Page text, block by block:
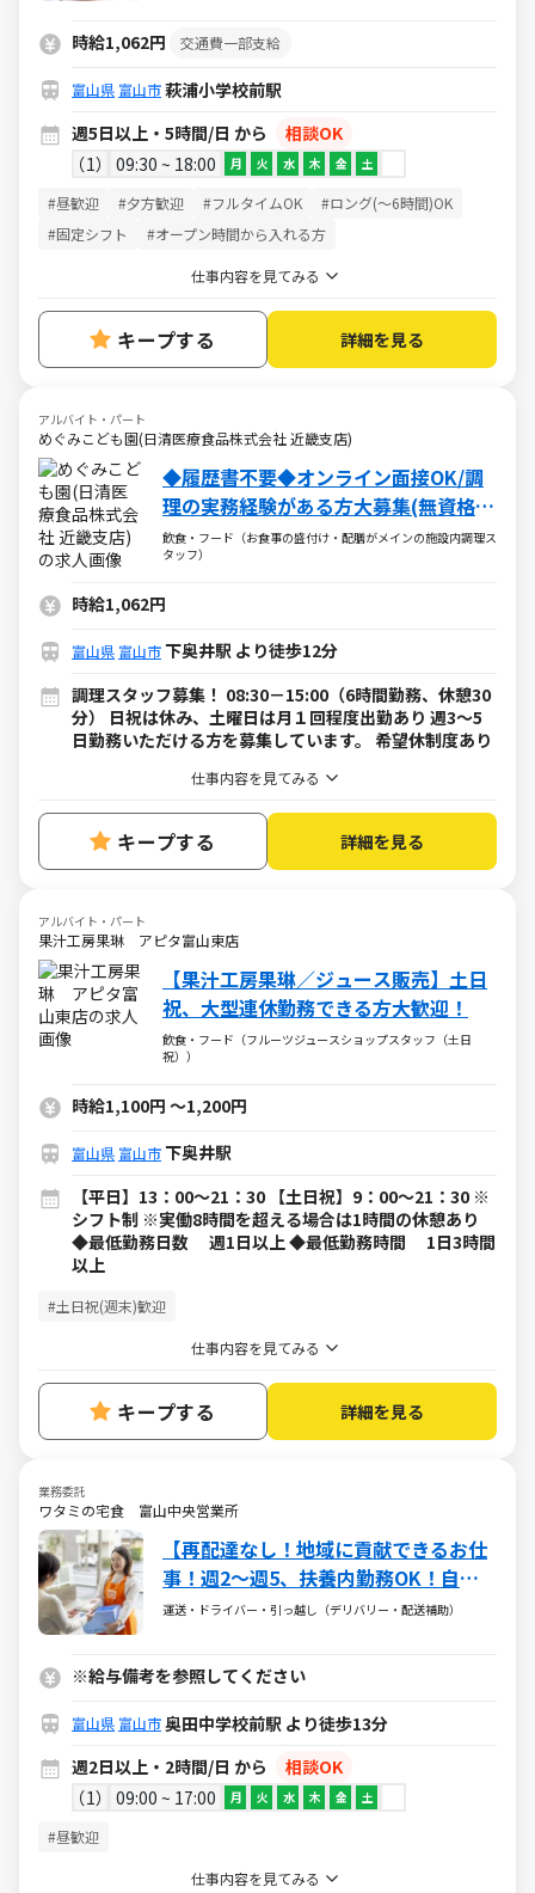
時給1,062円 交通費一部支給
富山県 富山市萩浦小学校前駅
週5日以上・5時間/日 から
相談OK
1
09:30 ~ 18:00 月 火 水 木 金 土
#昼歓迎 #夕方歓迎 #フルタイムOK
#ロング(～6時間)OK
#固定シフト
#オープン時間から入れる方
仕事内容を見てみる
キープする 詳細を見る
アルバイト・パート
めぐみこども園(日清医療食品株式会社 近畿支店)
◆履歴書不要◆オンライン面接OK/調
理の実務経験がある方大募集(無資格
OK)！
飲食・フード（お食事の盛付け・配膳がメインの施設内調理ス
タッフ）
時給1,062円
富山県 富山市 下奥井駅 より徒歩12分
調理スタッフ募集！ 08:30－15:00（6時間勤務、休憩30
分） 日祝は休み、土曜日は月１回程度出勤あり 週3～5
日勤務いただける方を募集しています。 希望休制度あり
仕事内容を見てみる
キープする 詳細を見る
アルバイト・パート
果汁工房果琳 アピタ富山東店
【果汁工房果琳／ジュース販売】土日
祝、大型連休勤務できる方大歓迎！
飲食・フード（フルーツジュースショップスタッフ（土日
祝））
時給1,100円 ～1,200円
富山県 富山市 下奥井駅
【平日】13：00～21：30 【土日祝】9：00～21：30 ※
シフト制 ※実働8時間を超える場合は1時間の休憩あり
◆最低勤務日数 週1日以上 ◆最低勤務時間 1日3時間
以上
#土日祝(週末)歓迎
仕事内容を見てみる
キープする 詳細を見る
業務委託
ワタミの宅食 富山中央営業所
【再配達なし！地域に貢献できるお仕
事！週2～週5、扶養内勤務OK！自分
のペースで働ける】ワタミの宅食「ま
ルートで安心♪
運送・ドライバー・引っ越し（デリバリー・配送補助）
※給与備考を参照してください
富山県 富山市奥田中学校前駅 より徒歩13分
週2日以上・2時間/日 から
相談OK
1
09:00 ~ 17:00 月 火 水 木 金 土
#昼歓迎
仕事内容を見てみる